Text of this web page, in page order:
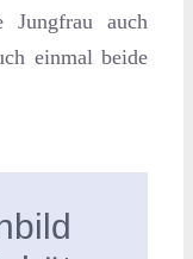
auch
einmal beide